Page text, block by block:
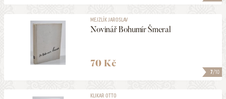
7/10
MEJZLÍK JAROSLAV
Novinář Bohumír Šmeral
70 Kč
KLIKAR OTTO